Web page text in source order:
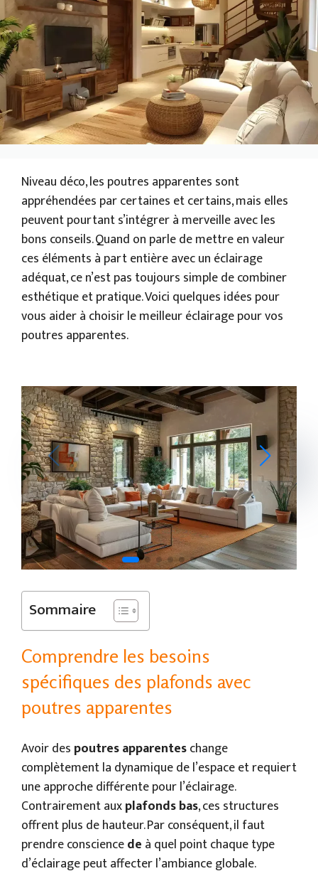
Niveau déco, les poutres apparentes sont
appréhendées par certaines et certains, mais elles
peuvent pourtant s’intégrer à merveille avec les
bons conseils. Quand on parle de mettre en valeur
ces éléments à part entière avec un éclairage
adéquat, ce n’est pas toujours simple de combiner
esthétique et pratique. Voici quelques idées pour
vous aider à choisir le meilleur éclairage pour vos
poutres apparentes.
Sommaire
Comprendre les besoins
spécifiques des plafonds avec
poutres apparentes
Avoir des poutres apparenteschange
complètement la dynamique de l’espace et requiert
une approche différente pour l’éclairage.
Contrairement auxplafonds bas, ces structures
offrent plus de hauteur. Par conséquent, il faut
prendre consciencede à quel point chaque type
d’éclairage peut affecter l’ambiance globale.